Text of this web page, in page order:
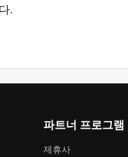
.
파트너 프로그램
제휴사